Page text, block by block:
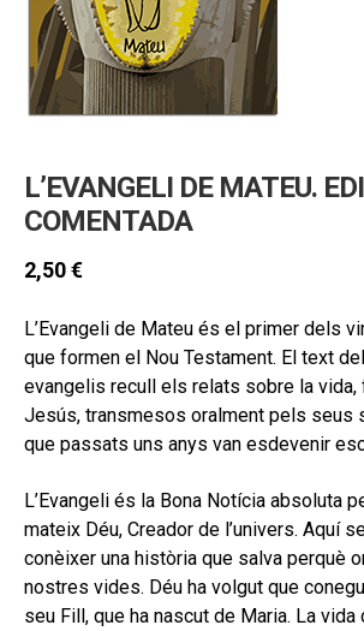
MI CUENTA
BUSCAR
CAT
L’EVANGELI DE MATEU.
COMENTADA
2,50€
L’Evangeli de Mateu és el primer dels
que formen el Nou Testament. El text
evangelis recull els relats sobre la
Jesús, transmesos oralment pels seus
que passats uns anys van esdevenir
L’Evangeli és la Bona Notícia absoluta
mateix Déu, Creador de l’univers. Aquí
conèixer una història que salva perquè
nostres vides. Déu ha volgut que
seu Fill, que ha nascut de Maria. La